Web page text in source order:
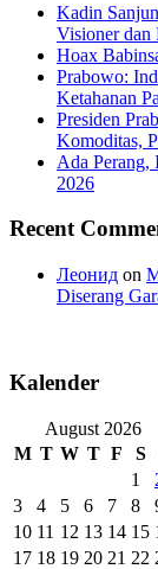
Kadin
Visioner dan
Hoax
Prabowo:
Ketahanan
Presiden
Komoditas,
Ada Perang,
2026
Recent
Леонид on
Diserang
Kalender
August 2026
M T W T F S
1
3
4 5 6 7 8
10 11 12 13 14 15
17 18 19 20 21 22